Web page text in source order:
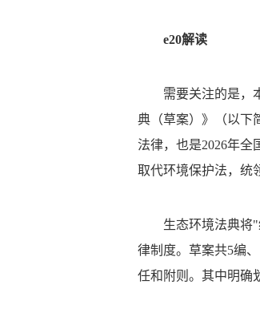
e20解读
需要关注的是，
典（草案）》（以下
法律，也是2026年
取代环境保护法，统
生态环境法典将
律制度。草案共5编
任和附则。其中明确